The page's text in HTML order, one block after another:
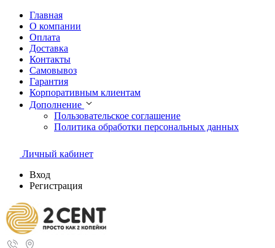
Главная
О компании
Оплата
Доставка
Контакты
Самовывоз
Гарантия
Корпоративным клиентам
Дополнение
Пользовательское соглашение
Политика обработки персональных данных
Личный кабинет
Вход
Регистрация